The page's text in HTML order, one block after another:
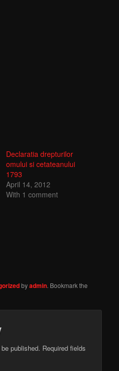
Declaratia drepturilor
omului si cetateanului
1793
April 14, 2012
With 1 comment
byadmin. Bookmark the
published. Required fields